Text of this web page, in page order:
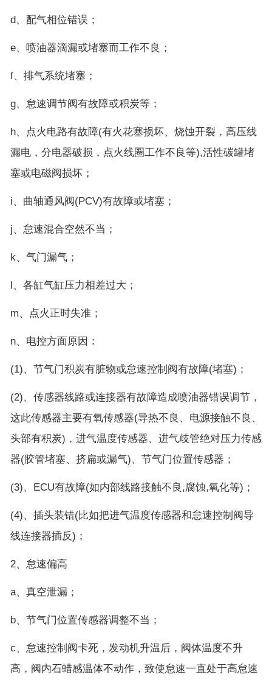
d、配气相位错误；
e、喷油器滴漏或堵塞而工作不良；
f、排气系统堵塞；
g、怠速调节阀有故障或积炭等；
h、点火电路有故障(有火花塞损坏、烧蚀开裂，高压线
漏电，分电器破损，点火线圈工作不良等),活性碳罐堵
塞或电磁阀损坏；
i、曲轴通风阀(PCV)有故障或堵塞；
j、怠速混合空然不当；
k、气门漏气；
l、各缸气缸压力相差过大；
m、点火正时失准；
n、电控方面原因：
(1)、节气门积炭有脏物或怠速控制阀有故障(堵塞)；
(2)、传感器线路或连接器有故障造成喷油器错误调节，
这此传感器主要有氧传感器(导热不良、电源接触不良、
头部有积炭)，进气温度传感器、进气歧管绝对压力传感
器(胶管堵塞、挤扁或漏气)、节气门位置传感器；
(3)、ECU有故障(如内部线路接触不良,腐蚀,氧化等)；
(4)、插头装错(比如把进气温度传感器和怠速控制阀导
线连接器插反)；
2、怠速偏高
a、真空泄漏；
b、节气门位置传感器调整不当；
c、怠速控制阀卡死，发动机升温后，阀体温度不升
高，阀内石蜡感温体不动作，致使怠速一直处于高怠速